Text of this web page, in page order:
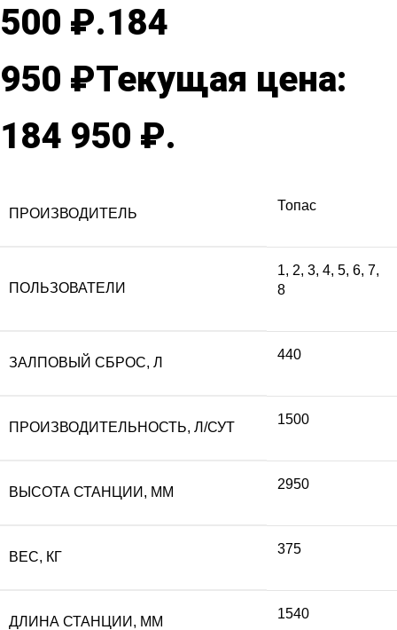
500 ₽.184
950 ₽Текущая цена:
184 950 ₽.
ПРОИЗВОДИТЕЛЬ
Топас
ПОЛЬЗОВАТЕЛИ
1, 2, 3, 4, 5, 6, 7,
8
ЗАЛПОВЫЙ СБРОС, Л
440
ПРОИЗВОДИТЕЛЬНОСТЬ, Л/СУТ
1500
ВЫСОТА СТАНЦИИ, ММ
2950
ВЕС, КГ
375
ДЛИНА СТАНЦИИ, ММ
1540